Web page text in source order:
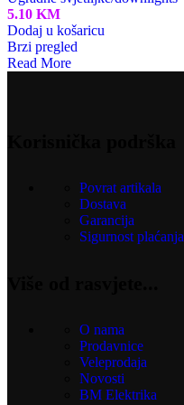
5.10 KM
Dodaj u košaricu
Brzi pregled
Read More
Povrat artikala
Dostava
Garancija
Sigurnost plaćanja
O nama
Prodavnice
Veleprodaja
Novosti
BM Elektrika